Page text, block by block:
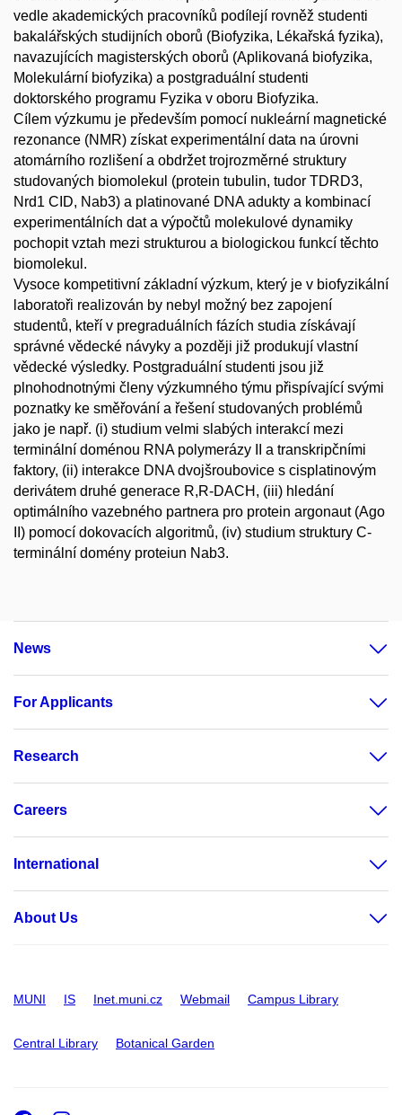
vedle akademických pracovníků podílejí rovněž studenti
bakalářských studijních oborů (Biofyzika, Lékařská fyzika),
navazujících magisterských oborů (Aplikovaná biofyzika,
Molekulární biofyzika) a postgraduální studenti
doktorského programu Fyzika v oboru Biofyzika.
Cílem výzkumu je především pomocí nukleární magnetické
rezonance (NMR) získat experimentální data na úrovni
atomárního rozlišení a obdržet trojrozměrné struktury
studovaných biomolekul (protein tubulin, tudor TDRD3,
Nrd1 CID, Nab3) a platinované DNA adukty a kombinací
experimentálních dat a výpočtů molekulové dynamiky
pochopit vztah mezi strukturou a biologickou funkcí těchto
biomolekul.
Vysoce kompetitivní základní výzkum, který je v biofyzikální
laboratoři realizován by nebyl možný bez zapojení
studentů, kteří v pregraduálních fázích studia získávají
správné vědecké návyky a později již produkují vlastní
vědecké výsledky. Postgraduální studenti jsou již
plnohodnotnými členy výzkumného týmu přispívající svými
poznatky ke směřování a řešení studovaných problémů
jako je např. (i) studium velmi slabých interakcí mezi
terminální doménou RNA polymerázy II a transkripčními
faktory, (ii) interakce DNA dvojšroubovice s cisplatinovým
derivátem druhé generace R,R-DACH, (iii) hledání
optimálního vazebného partnera pro protein argonaut (Ago
II) pomocí dokovacích algoritmů, (iv) studium struktury C-
terminální domény proteiun Nab3.
News
For Applicants
Research
Careers
International
About Us
MUNI IS Inet.muni.cz Webmail Campus Library
Central Library Botanical Garden